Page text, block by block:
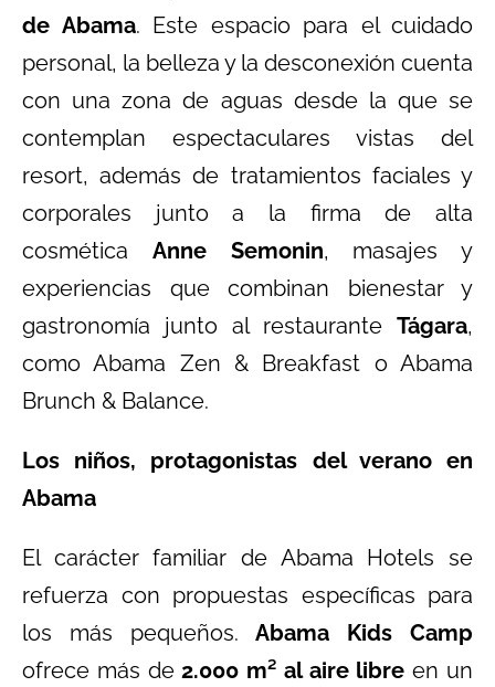
de Abama. Este espacio para el cuidado
personal, la belleza y la desconexión cuenta
con una zona de aguas desde la que se
contemplan espectaculares vistas del
resort, además de tratamientos faciales y
corporales junto a la firma de alta
cosmética Anne Semonin, masajes y
experiencias que combinan bienestar y
gastronomía junto al restaurante Tágara,
como Abama Zen & Breakfast o Abama
Brunch & Balance.
Los niños, protagonistas del verano en
Abama
El carácter familiar de Abama Hotels se
refuerza con propuestas específicas para
los más pequeños.Abama Kids Camp
ofrece más de2.000 m² al aire libre en un